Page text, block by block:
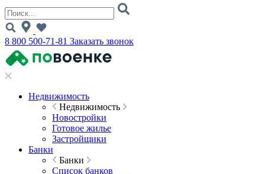
8 800 500-71-81 Заказать звонок
Недвижимость
Недвижимость
Новостройки
Готовое жилье
Застройщики
Банки
Банки
Список банков